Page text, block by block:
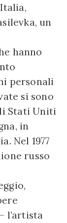
un
hanno
personali
si sono
Stati Uniti
in
Nel 1977
russo
l’artista